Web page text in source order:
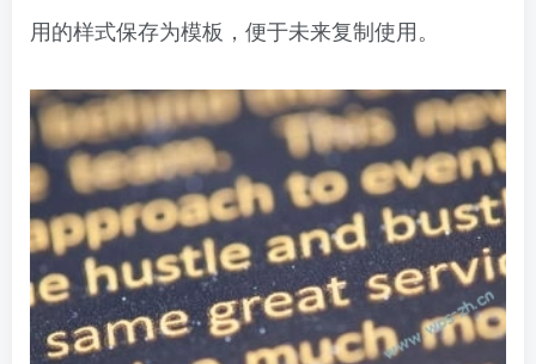
用的样式保存为模板，便于未来复制使用。